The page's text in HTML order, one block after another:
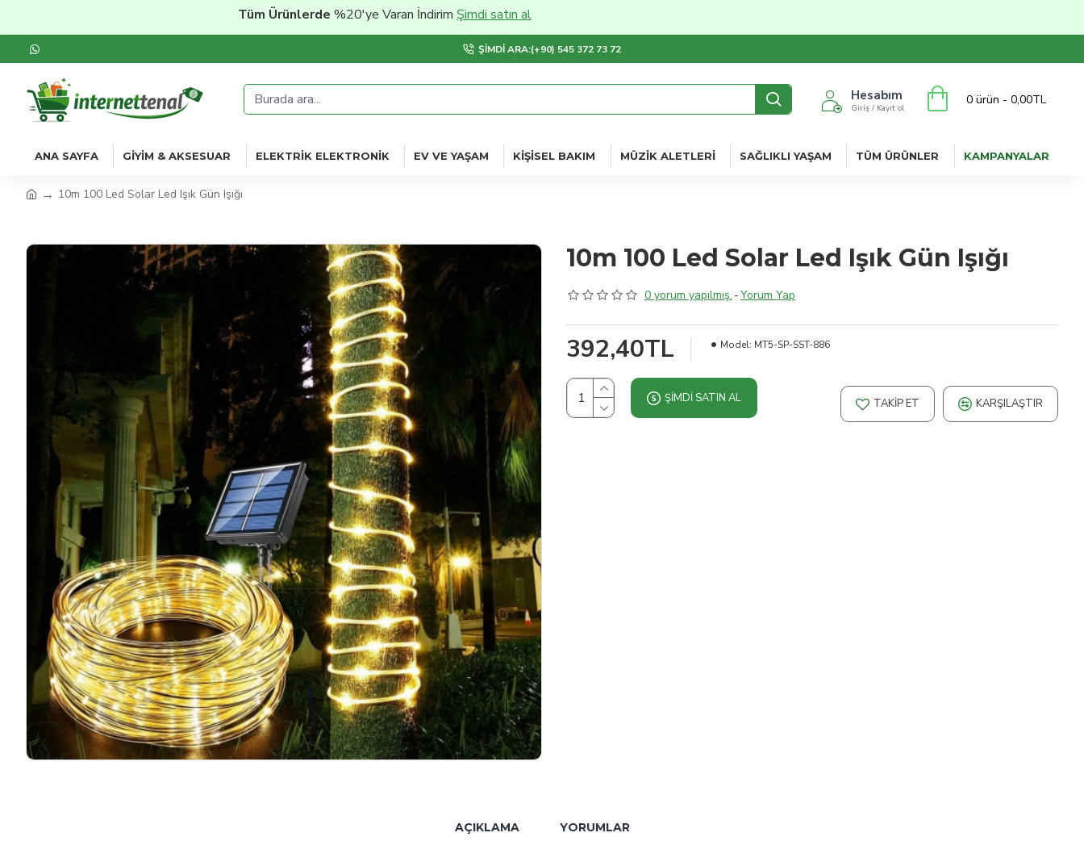
Tüm Ürünlerde%20'ye Varan İndirim Şimdi satın al
ŞIMDI ARA:(+90) 545 372 73 72
Hesabım
Giriş / Kayıt ol
0 ürün - 0,00TL
ANA SAYFA GIYIM & AKSESUAR ELEKTRIK ELEKTRONIK EV VE YAŞAM KIŞISEL BAKIM MÜZIK ALETLERI SAĞLIKLI YAŞAM TÜM ÜRÜNLER KAMPANYALAR
10m 100 Led Solar Led Işık Gün Işığı
10m 100 Led Solar Led Işık Gün Işığı
0 yorum yapılmış. -Yorum Yap
392,40TL Model: MT5-SP-SST-886
ŞIMDI SATIN AL TAKIP ET KARŞILAŞTIR
AÇIKLAMA YORUMLAR